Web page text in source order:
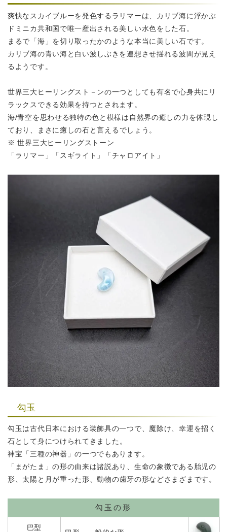
爽快なスカイブルーを発色するラリマーは、カリブ海に浮かぶ
ドミニカ共和国で唯一産出される美しい水色をした石。
まるで「海」を切り取ったかのような本当に美しい石です。
カリブ海の青い海と白い波しぶきを連想させ揺れる波間が見え
るようです。
世界三大ヒーリングスト－ンの一つとしても有名で心身共に リ
ラックスできる効果を持つとされます。
海/青空を思わせる独特の色と模様は自然界の癒しの力を体現し
ており、
まさに癒しの石と言えるでしょう。
※ 世界三大ヒーリングストーン
「ラリマー」「スギライト」「チャロアイト」
勾玉
勾玉は古代日本における装飾具の一つで、魔除け、幸運を招く
石として身につけられてきました。
神宝「三種の神器」の一つでもあります。
「まがたま」の形の由来は諸説あり、生命の象徴である胎児の
形、 太陽と月が重った形、動物の歯牙の形などさまざまです。
勾玉の形
巴型